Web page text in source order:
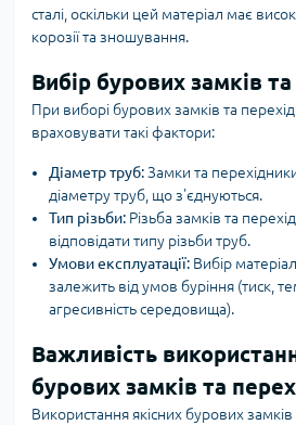
сталі, оскільки цей матеріал має
корозії та зношування.
Вибір бурових замків
При виборі бурових замків та
враховувати такі фактори:
Діаметр труб:Замки та
діаметру труб, що з'єднуються.
Тип різьби: Різьба замків та
відповідати типу різьби труб.
Умови експлуатації: Вибір
залежить від умов буріння (тиск,
агресивність середовища).
Важливість
бурових замків та
Використання якісних бурових замків